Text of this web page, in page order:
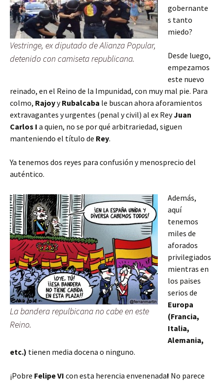
Vestringe, ex diputado de Alianza Popular,
detenido con camiseta republicana.
gobernante
s tanto
miedo?
Desde luego,
empezamos
este nuevo
reinado, en el Reino de la Impunidad, con muy mal pie. Para
colmo, RajoyyRubalcaba le buscan ahora aforamientos
extravagantes y urgentes (penal y civil) al ex ReyJuan
Carlos I a quien, no se por qué arbitrariedad, siguen
manteniendo el título de Rey.
Ya tenemos dos reyes para confusión y menosprecio del
auténtico.
La bandera repulbicana no cabe en este
Reino.
Además,
aquí
tenemos
miles de
aforados
privilegiados
mientras en
los paises
serios de
Europa
(Francia,
Italia,
Alemania,
etc.) tienen media docena o ninguno.
¡Pobre Felipe VI con esta herencia envenenada! No parece